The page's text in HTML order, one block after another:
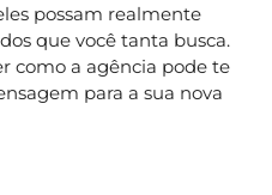
possam realmente
que você tanta busca.
como a agência pode te
para a sua nova